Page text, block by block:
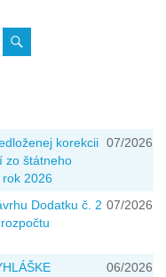
korekcii
zo štátneho
2026
07/2026
Dodatku č. 2 07/2026
06/2026